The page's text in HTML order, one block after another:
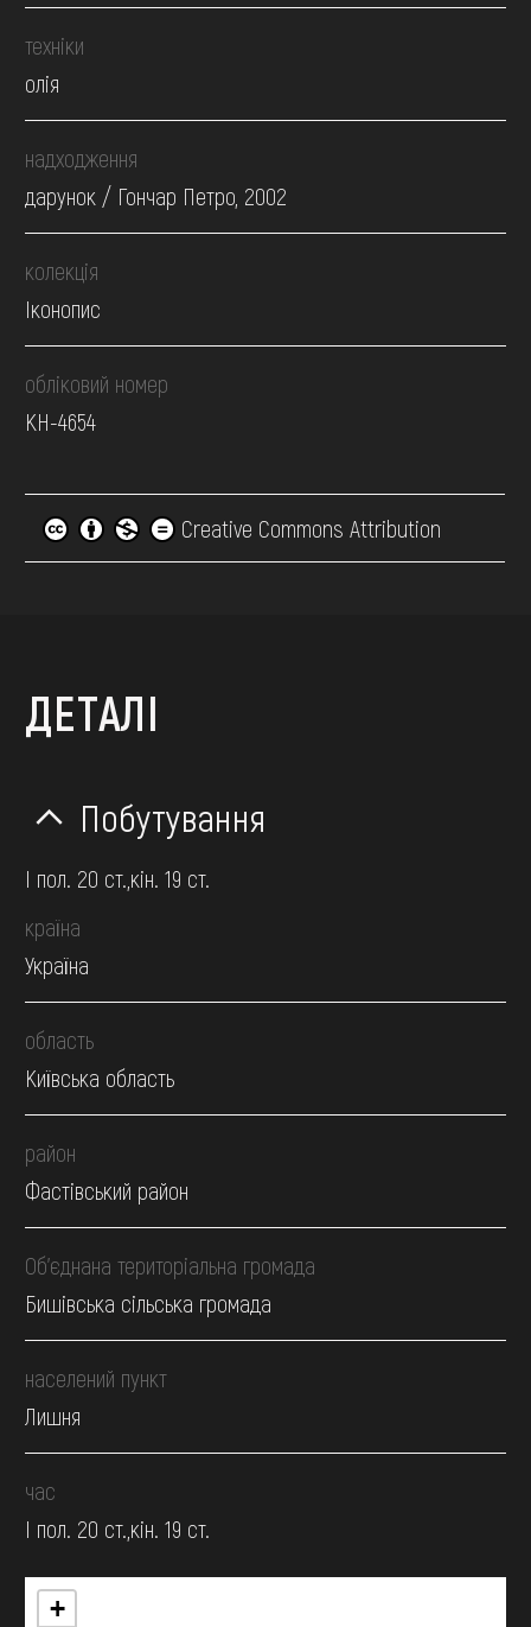
техніки
олія
надходження
дарунок / Гончар Петро, 2002
колекція
Іконопис
обліковий номер
КН-4654
Creative Commons Attribution
ДЕТАЛІ
Побутування
І пол. 20 ст.,кін. 19 ст.
країна
Україна
область
Київська область
район
Фастівський район
Об’єднана територіальна громада
Бишівська сільська громада
населений пункт
Лишня
час
І пол. 20 ст.,кін. 19 ст.
+